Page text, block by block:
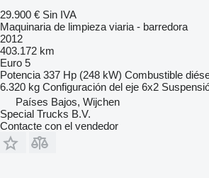
29.900 € Sin IVA
Maquinaria de limpieza viaria - barredora
2012
403.172 km
Euro 5
Potencia 337 Hp (248 kW) Combustible
6.320 kg Configuración del eje 6x2
Países Bajos, Wijchen
Special Trucks B.V.
Contacte con el vendedor